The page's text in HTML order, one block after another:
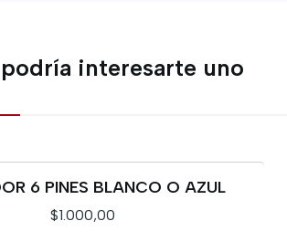
interesarte uno
6 PINES BLANCO O AZUL
$1.000,00